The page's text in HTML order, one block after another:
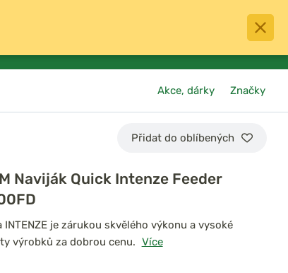
0
košík
Akce, dárky Značky
Přidat do oblíbených
Naviják Quick Intenze Feeder
INTENZE je zárukou skvělého výkonu a vysoké
výrobků za dobrou cenu. Více